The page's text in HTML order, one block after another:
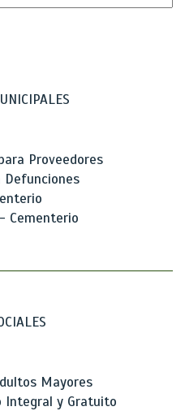
Proveedores
Defunciones
Cementerio
Mayores
Integral y Gratuito